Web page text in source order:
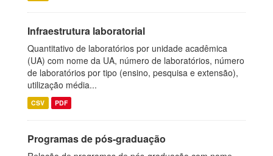
Infraestrutura laboratorial
Quantitativo de laboratórios por unidade acadêmica
(UA) com nome da UA, número de laboratórios, número
de laboratórios por tipo (ensino, pesquisa e extensão),
utilização média...
CSV PDF
Programas de pós-graduação